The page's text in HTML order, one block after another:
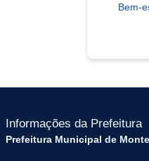
Bem-
Informações da Prefeitura
Prefeitura Municipal de